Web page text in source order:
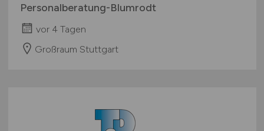
Personalberatung-Blumrodt
vor 4 Tagen
Großraum Stuttgart